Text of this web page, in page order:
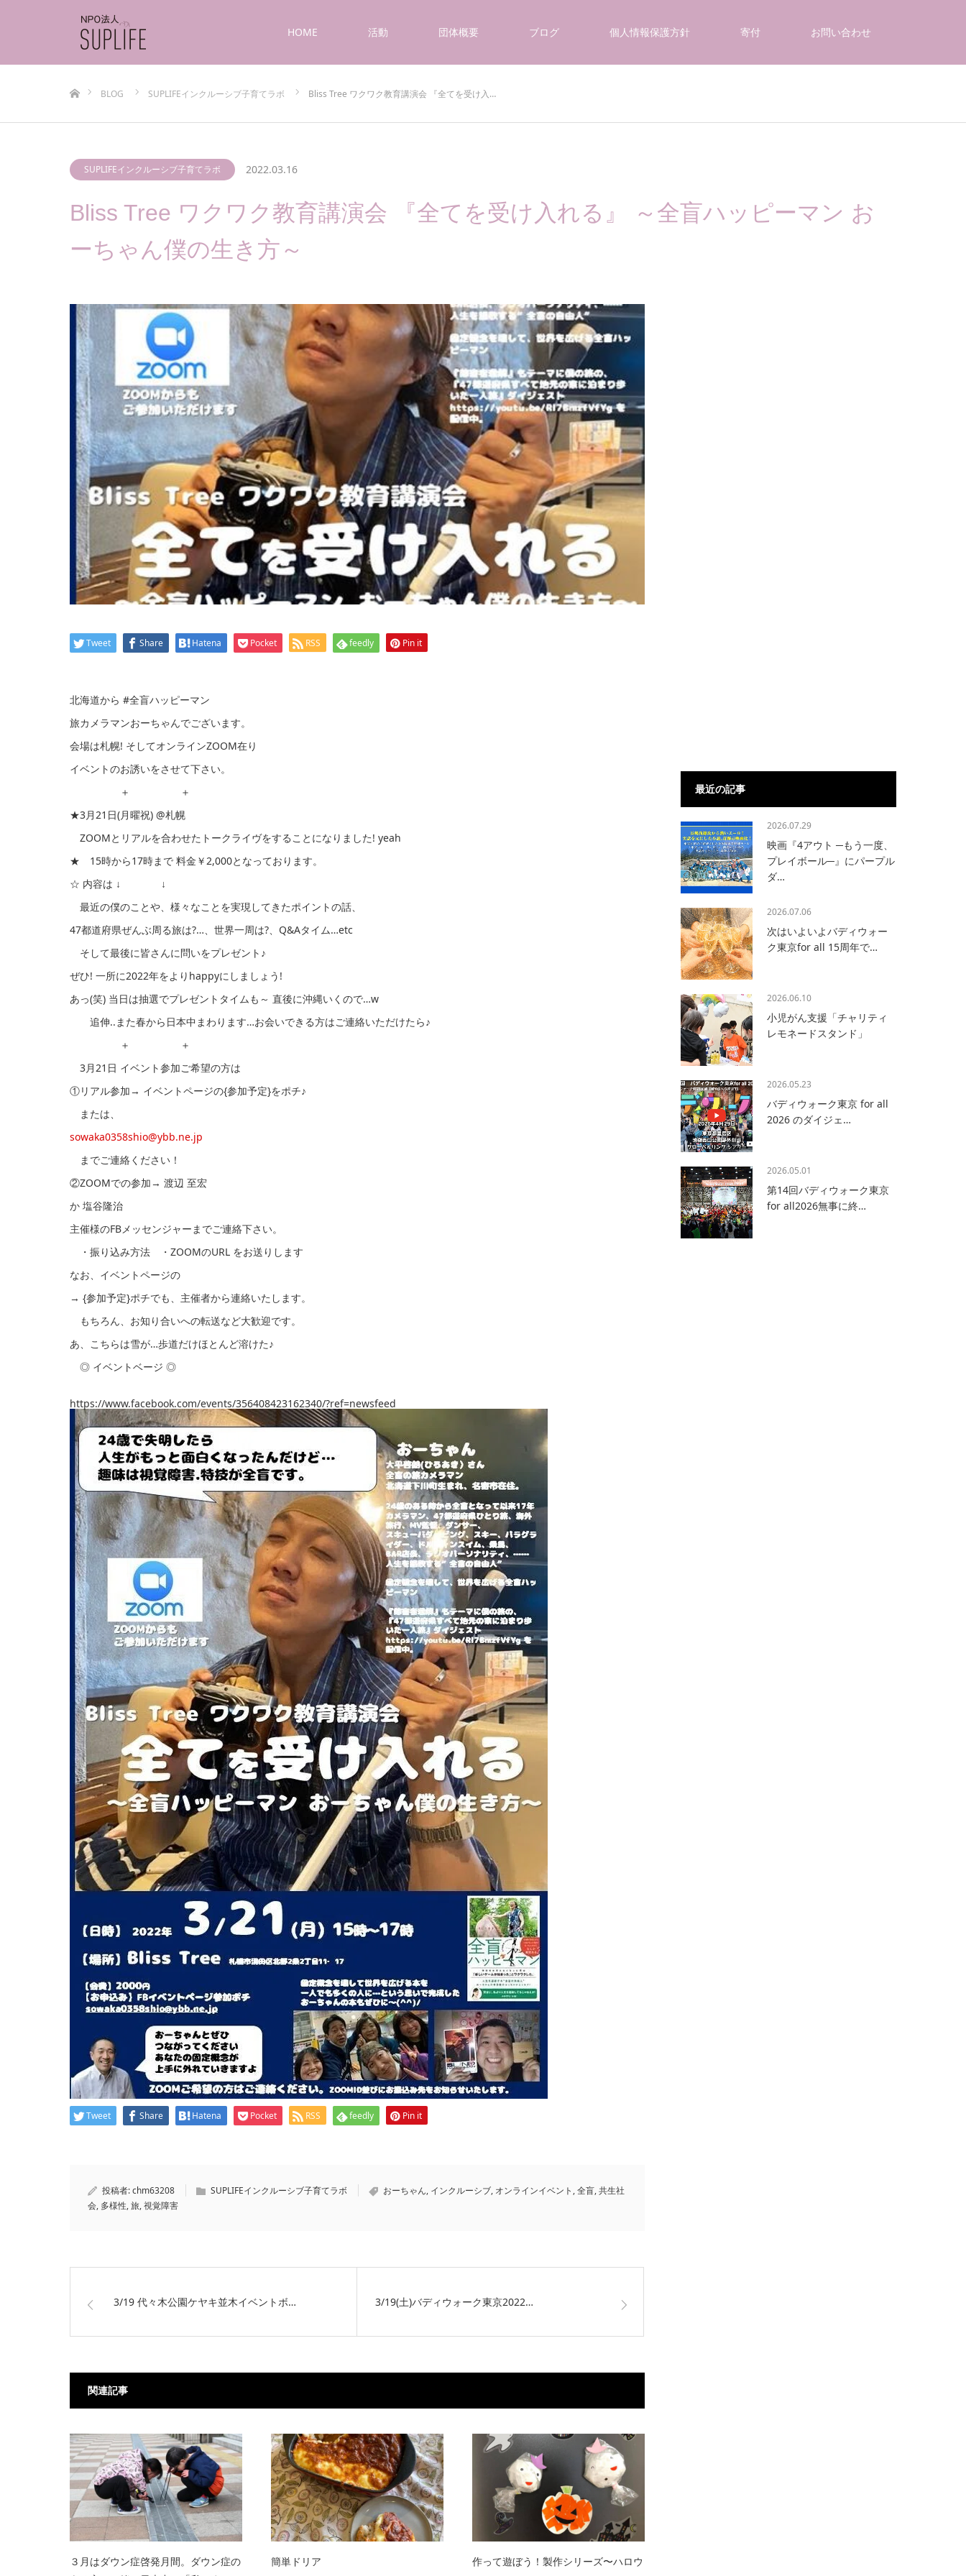
HOME 活動 団体概要 ブログ 個人情報保護方針 寄付 お問い合わせ
BLOG
SUPLIFEインクルーシブ子育てラボ Bliss Tree ワクワク教育講演会 『全てを受け入…
SUPLIFEインクルーシブ子育てラボ 2022.03.16
Bliss Tree ワクワク教育講演会 『全てを受け入れる』 ～全盲ハッピーマン お
ーちゃん僕の生き方～
Tweet Share Hatena Pocket RSS feedly Pin it
北海道から #全盲ハッピーマン
旅カメラマンおーちゃんでございます。
会場は札幌! そしてオンラインZOOM在り
イベントのお誘いをさせて下さい。
＋ ＋
★3月21日(月曜祝) @札幌
ZOOMとリアルを合わせたトークライヴをすることになりました! yeah
★ 15時から17時まで 料金￥2,000となっております。
☆ 内容は ↓ ↓
最近の僕のことや、様々なことを実現してきたポイントの話、
47都道府県ぜんぶ周る旅は?…、世界一周は?、Q&Aタイム…etc
そして最後に皆さんに問いをプレゼント♪
ぜひ! 一所に2022年をよりhappyにしましょう!
あっ(笑) 当日は抽選でプレゼントタイムも～ 直後に沖縄いくので…w
追伸..また春から日本中まわります…お会いできる方はご連絡いただけたら♪
＋ ＋
3月21日 イベント参加ご希望の方は
①リアル参加→ イベントページの{参加予定}をポチ♪
または、
sowaka0358shio@ybb.ne.jp
までご連絡ください！
②ZOOMでの参加→ 渡辺 至宏
か 塩谷隆治
主催様のFBメッセンジャーまでご連絡下さい。
・振り込み方法 ・ZOOMのURL をお送りします
なお、イベントページの
→ {参加予定}ポチでも、主催者から連絡いたします。
もちろん、お知り合いへの転送など大歓迎です。
あ、こちらは雪が…歩道だけほとんど溶けた♪
◎ イベントベージ ◎
https://www.facebook.com/events/356408423162340/?ref=newsfeed
Tweet Share Hatena Pocket RSS feedly Pin it
投稿者:chm63208 SUPLIFEインクルーシブ子育てラボ おーちゃん, インクルーシブ, オンラインイベント ,全盲,共生社
会, 多様性,旅,視覚障害
3/19 代々木公園ケヤキ並木イベントボ… 3/19(土)バディウォーク東京2022…
関連記事
３月はダウン症啓発月間。ダウン症の
簡単ドリア
作って遊ぼう！製作シリーズ〜ハロウ
最近の記事
2026.07.29
映画『4アウト ─もう一度、
プレイボール─』にパープル
ダ…
2026.07.06
次はいよいよバディウォー
ク東京for all 15周年で…
2026.06.10
小児がん支援「チャリティ
レモネードスタンド」
2026.05.23
バディウォーク東京 for all
2026 のダイジェ…
2026.05.01
第14回バディウォーク東京
for all2026無事に終…